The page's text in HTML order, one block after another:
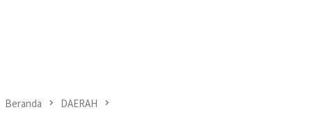
Beranda DAERAH